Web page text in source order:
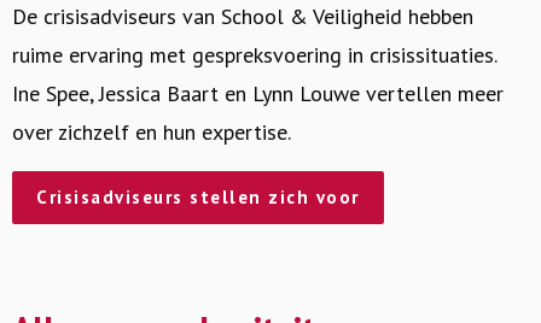
De crisisadviseurs van School & Veiligheid hebben
ruime ervaring met gespreksvoering in crisissituaties.
Ine Spee, Jessica Baart en Lynn Louwe vertellen meer
over zichzelf en hun expertise.
Crisisadviseurs stellen zich voor